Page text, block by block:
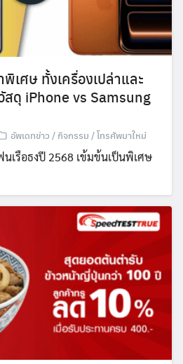
เศษ ทั้งเครื่องเปล่าและ
สดุ iPhone vs Samsung
อัพเดทข่าว / กิจกรรม / โทรศัพมาใหม่
เรือธงปี 2568 เข้มข้นเป็นพิเศษ